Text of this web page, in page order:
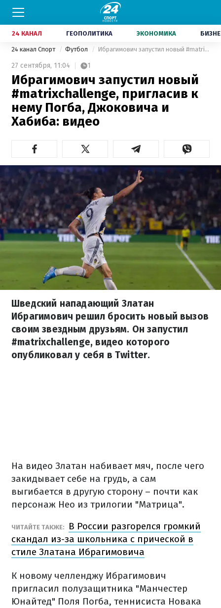
24 КАНАЛ ГЕОПОЛИТИКА ЭКОНОМИКА
24 канал Спорт Футбол Ибрагимович запустил новый #matrixchallenge, пригласив к нему Погба, Джоковича и Хабиба: видео
27 сентября, 11:04 1
Ибрагимович запустил новый
#matrixchallenge, пригласив к
нему Погба, Джоковича и
Хабиба: видео
Шведский нападающий Златан
Ибрагимович решил бросить новый вызов
своим звездным друзьям. Он запустил
#matrixchallenge, видео которого
опубликовал у себя в Twitter.
На видео Златан набивает мяч, после чего
закидывает себе на грудь, а сам
выгибается в другую сторону – почти как
персонаж Нео из трилогии "Матрица".
ЧИТАЙТЕ ТАКЖЕ:
В России разгорелся громкий
скандал из-за школьника с прической в
стиле Златана Ибрагимовича
К новому челленджу Ибрагимович
пригласил полузащитника "Манчестер
Юнайтед" Поля Погба, теннисиста Новака